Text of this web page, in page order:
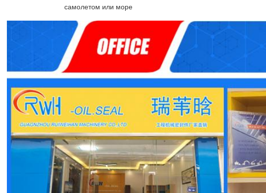
самолетом или море